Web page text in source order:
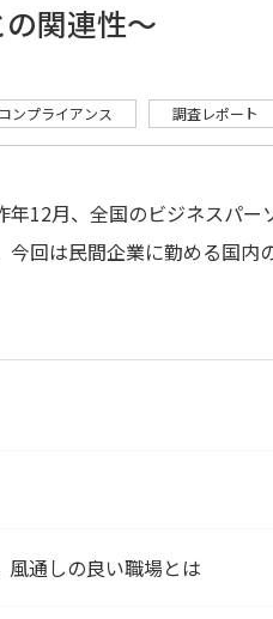
関連性～
コンプライアンス 調査レポート
年12月、全国のビジネスパー
今回は民間企業に勤める国内
風通しの良い職場とは